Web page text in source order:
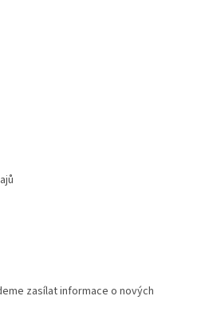
zasílat informace o nových